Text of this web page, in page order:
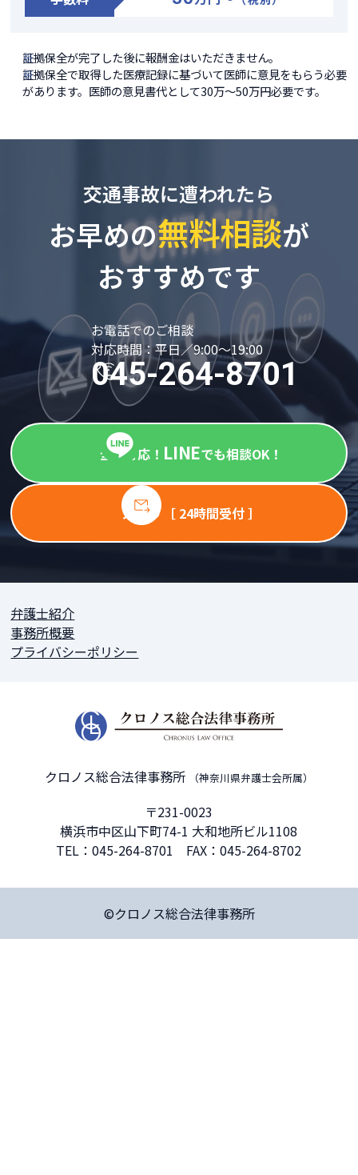
証拠保全が完了した後に報酬金はいただきません。
証拠保全で取得した医療記録に基づいて医師に意見をもらう必要
があります。医師の意見書代として30万～50万円必要です。
交通事故に遭われたら
お早めの無料相談が
おすすめです
お電話でのご相談
対応時間：平日／9:00～19:00
045-264-8701
全国対応！ LINEでも相談OK！
メール ［ 24時間受付 ］
弁護士紹介
事務所概要
プライバシーポリシー
クロノス総合法律事務所 （神奈川県弁護士会所属）
〒231-0023
横浜市中区山下町74-1 大和地所ビル1108
TEL：045-264-8701 FAX：045-264-8702
©クロノス総合法律事務所